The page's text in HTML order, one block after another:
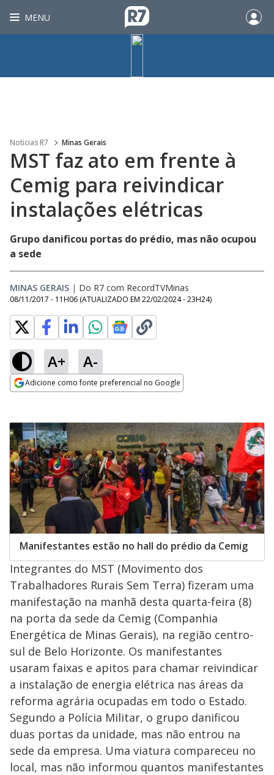
MENU
Noticias R7 Minas Gerais
MST faz ato em frente à
Cemig para reivindicar
instalações elétricas
Grupo danificou portas do prédio, mas não ocupou
a sede
MINAS GERAIS | Do R7 com RecordTVMinas
08/11/2017 - 11H06 (ATUALIZADO EM 22/02/2024 - 23H24)
A+ A-
Adicione como fonte preferencial no Google
Manifestantes estão no hall do prédio da Cemig
Integrantes do MST (Movimento dos
Trabalhadores Rurais Sem Terra) fizeram uma
manifestação na manhã desta quarta-feira (8)
na porta da sede da Cemig (Companhia
Energética de Minas Gerais), na região centro-
sul de Belo Horizonte. Os manifestantes
usaram faixas e apitos para chamar reivindicar
a instalação de energia elétrica nas áreas da
reforma agrária ocupadas em todo o Estado.
Segundo a Polícia Militar, o grupo danificou
duas portas da unidade, mas não entrou na
sede da empresa. Uma viatura compareceu no
local, mas não informou quantos manifestantes